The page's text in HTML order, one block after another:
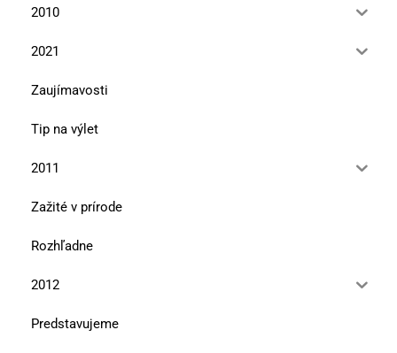
2010
2021
Zaujímavosti
Tip na výlet
2011
Zažité v prírode
Rozhľadne
2012
Predstavujeme